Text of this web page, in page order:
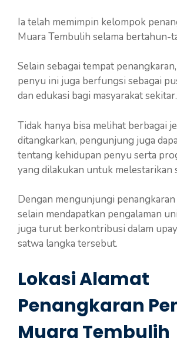
Ia telah memimpin kelompok
Muara Tembulih selama bertahun-
Selain sebagai tempat
penyu ini juga berfungsi sebagai
dan edukasi bagi masyarakat sekitar.
Tidak hanya bisa melihat berbagai
ditangkarkan, pengunjung juga
tentang kehidupan penyu serta
yang dilakukan untuk melestarikan
Dengan mengunjungi
selain mendapatkan pengalaman
juga turut berkontribusi dalam
satwa langka tersebut.
Lokasi Alamat
Penangkaran
Muara Tembulih